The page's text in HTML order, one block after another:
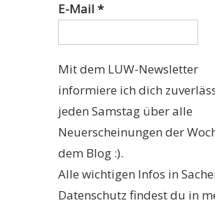
E-Mail*
Mit dem LUW-Newsletter
informiere ich dich
jeden Samstag über alle
Neuerscheinungen der
dem Blog :).
Alle wichtigen Infos in
Datenschutz findest du in